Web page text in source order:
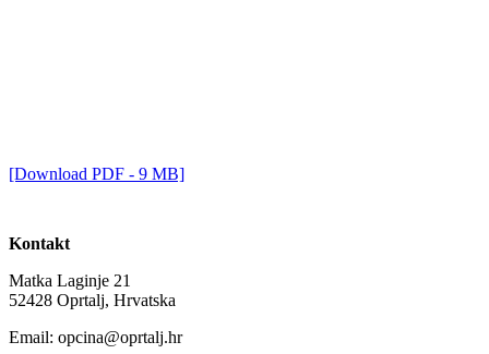
[Download PDF - 9 MB]
Kontakt
Matka Laginje 21
52428 Oprtalj, Hrvatska
Email: opcina@oprtalj.hr